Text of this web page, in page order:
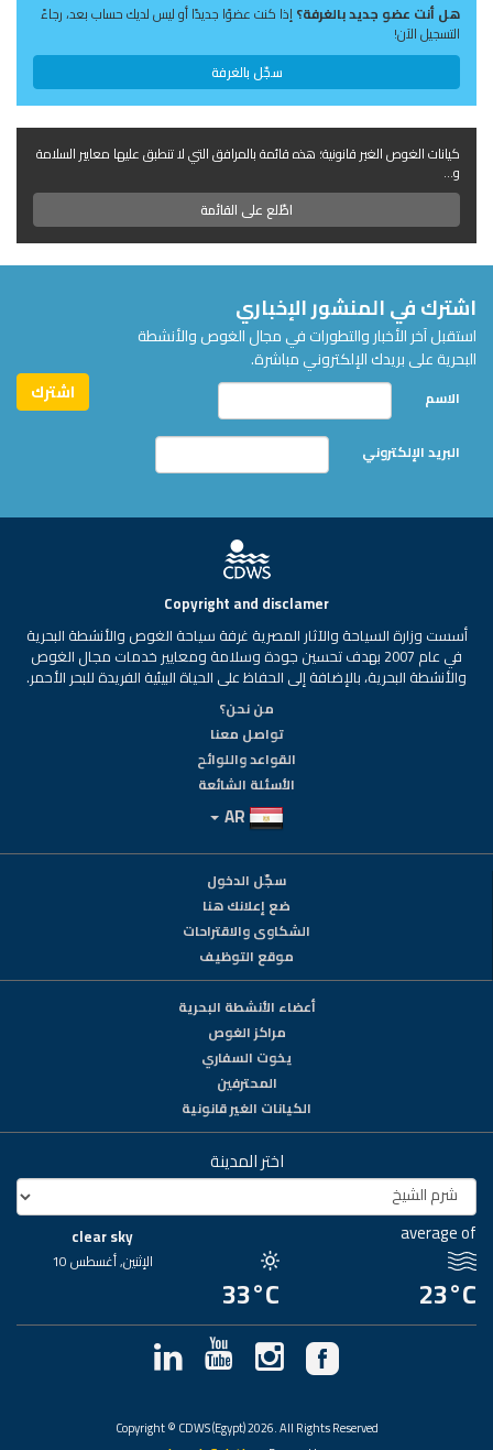
هل أنت عضو جديد بالغرفة؟إذا كنت عضوًا جديدًا أو ليس لديك حساب بعد، رجاءً
التسجيل الآن!
سجّل بالغرفة
كيانات الغوص الغير قانونية؛ هذه قائمة بالمرافق التي لا تنطبق عليها معايير السلامة
و...
اطّلع على القائمة
اشترك في المنشور الإخباري
استقبل آخر الأخبار والتطورات في مجال الغوص والأنشطة
البحرية على بريدك الإلكتروني مباشرة.
الاسم
البريد الإلكتروني
Copyright and disclamer
أسست وزارة السياحة والآثار المصرية غرفة سياحة الغوص والأنشطة البحرية
في عام 2007 بهدف تحسين جودة وسلامة ومعايير خدمات مجال الغوص
والأنشطة البحرية، بالإضافة إلى الحفاظ على الحياة البيئية الفريدة للبحر الأحمر.
من نحن؟
تواصل معنا
القواعد واللوائح
الأسئلة الشائعة
سجّل الدخول
ضع إعلانك هنا
الشكاوى والاقتراحات
موقع التوظيف
أعضاء الأنشطة البحرية
مراكز الغوص
يخوت السفاري
المحترفين
الكيانات الغير قانونية
اختر المدينة
average of
23°C
33°C
clear sky
الإثنين, أغسطس 10
Copyright © CDWS (Egypt) 2026. All Rights Reserved